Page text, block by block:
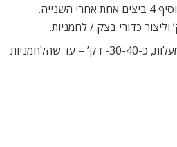
לאחר שהבלילה מצטננת להוסיף 4 ביצים אחת אחרי השנייה.
לאפות בתנור חם 180-200 מעלות, כ-30-40- דק’ – עד שהלחמניות